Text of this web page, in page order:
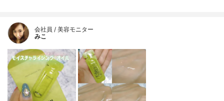
会社員 / 美容モニター
みこ